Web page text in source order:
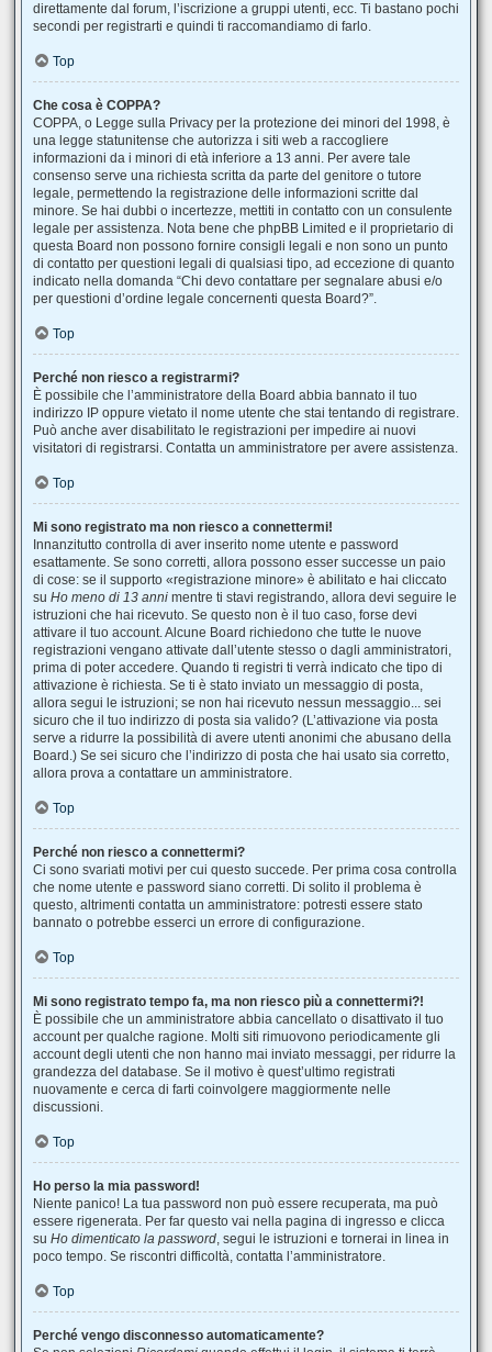
direttamente dal forum, l’iscrizione a gruppi utenti, ecc. Ti bastano pochi
secondi per registrarti e quindi ti raccomandiamo di farlo.
Top
Che cosa è COPPA?
COPPA, o Legge sulla Privacy per la protezione dei minori del 1998, è
una legge statunitense che autorizza i siti web a raccogliere
informazioni da i minori di età inferiore a 13 anni. Per avere tale
consenso serve una richiesta scritta da parte del genitore o tutore
legale, permettendo la registrazione delle informazioni scritte dal
minore. Se hai dubbi o incertezze, mettiti in contatto con un consulente
legale per assistenza. Nota bene che phpBB Limited e il proprietario di
questa Board non possono fornire consigli legali e non sono un punto
di contatto per questioni legali di qualsiasi tipo, ad eccezione di quanto
indicato nella domanda “Chi devo contattare per segnalare abusi e/o
per questioni d’ordine legale concernenti questa Board?”.
Top
Perché non riesco a registrarmi?
È possibile che l’amministratore della Board abbia bannato il tuo
indirizzo IP oppure vietato il nome utente che stai tentando di registrare.
Può anche aver disabilitato le registrazioni per impedire ai nuovi
visitatori di registrarsi. Contatta un amministratore per avere assistenza.
Top
Mi sono registrato ma non riesco a connettermi!
Innanzitutto controlla di aver inserito nome utente e password
esattamente. Se sono corretti, allora possono esser successe un paio
di cose: se il supporto «registrazione minore» è abilitato e hai cliccato
su Ho meno di 13 anni mentre ti stavi registrando, allora devi seguire le
istruzioni che hai ricevuto. Se questo non è il tuo caso, forse devi
attivare il tuo account. Alcune Board richiedono che tutte le nuove
registrazioni vengano attivate dall’utente stesso o dagli amministratori,
prima di poter accedere. Quando ti registri ti verrà indicato che tipo di
attivazione è richiesta. Se ti è stato inviato un messaggio di posta,
allora segui le istruzioni; se non hai ricevuto nessun messaggio... sei
sicuro che il tuo indirizzo di posta sia valido? (L’attivazione via posta
serve a ridurre la possibilità di avere utenti anonimi che abusano della
Board.) Se sei sicuro che l’indirizzo di posta che hai usato sia corretto,
allora prova a contattare un amministratore.
Top
Perché non riesco a connettermi?
Ci sono svariati motivi per cui questo succede. Per prima cosa controlla
che nome utente e password siano corretti. Di solito il problema è
questo, altrimenti contatta un amministratore: potresti essere stato
bannato o potrebbe esserci un errore di configurazione.
Top
Mi sono registrato tempo fa, ma non riesco più a connettermi?!
È possibile che un amministratore abbia cancellato o disattivato il tuo
account per qualche ragione. Molti siti rimuovono periodicamente gli
account degli utenti che non hanno mai inviato messaggi, per ridurre la
grandezza del database. Se il motivo è quest’ultimo registrati
nuovamente e cerca di farti coinvolgere maggiormente nelle
discussioni.
Top
Ho perso la mia password!
Niente panico! La tua password non può essere recuperata, ma può
essere rigenerata. Per far questo vai nella pagina di ingresso e clicca
su Ho dimenticato la password, segui le istruzioni e tornerai in linea in
poco tempo. Se riscontri difficoltà, contatta l’amministratore.
Top
Perché vengo disconnesso automaticamente?